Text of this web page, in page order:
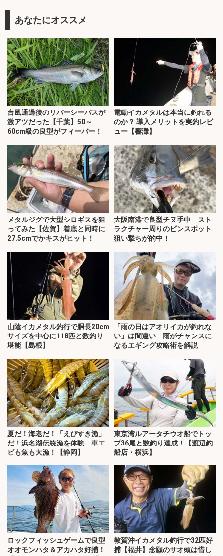
あなたにオススメ
台風通過後のリバーシーバスが
激アツだった【千葉】50～
60cm級の良型がフィーバー！
電動イカメタルは本当に釣れる
のか？ 導入メリットを実釣レビ
ュー【響灘】
メタルジグで大型シロギスを狙
ってみた【佐賀】着底と同時に
27.5cmでかキスがヒット！
大阪南港で良型チヌ手中 スト
ラクチャー周りのピンスポット
狙い撃ちが的中！
山陰イカメタル釣行で胴長20cm
サイズを中心に118匹と数釣り
堪能【島根】
「雨の日はアオリイカが釣れな
い」は間違い 雨がチャンスに
なるエギング攻略術を解説
夏だ！海老だ！「えびすき漁」
だ！浜名湖伝統漁を体験 車エ
ビも魚も大漁！【静岡】
東京湾ルアータチウオ船でトッ
プ36尾と数釣り達成！【渡辺釣
船店・横浜】
ロックフィッシュゲームで良型
オオモンハタ＆アカハタ好捕！
敦賀沖イカメタル釣行で32匹好
捕【福井】念願のサオ頭は惜し